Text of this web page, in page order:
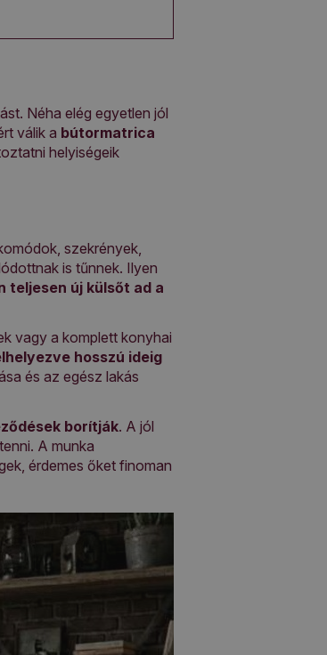
Néha elég egyetlen jól
válik a bútormatrica
helyiségeik
szekrények,
is tűnnek. Ilyen
teljesen új külsőt ad a
vagy a komplett konyhai
hosszú ideig
és az egész lakás
borítják. A jól
A munka
érdemes őket finoman